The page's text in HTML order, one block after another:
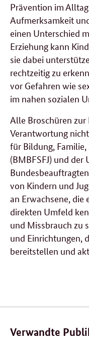
Prävention im
Aufmerksamkeit
einen Unterschied
Erziehung kann
sie dabei
rechtzeitig zu
vor Gefahren wie
im nahen sozialen
Alle Broschüren zur
Verantwortung
für Bildung, Familie,
(BMBFSFJ) und der
von Kindern und
an Erwachsene, die
direkten Umfeld
und Missbrauch zu
und Einrichtungen,
bereitstellen und
Verwandte